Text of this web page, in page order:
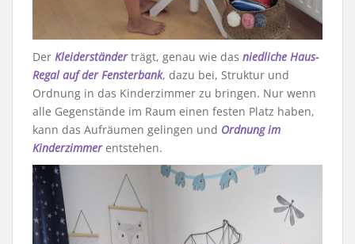
Der Kleiderständerträgt, genau wie das niedliche Haus-
Regal auf der Fensterbank, dazu bei, Struktur und
Ordnung in das Kinderzimmer zu bringen. Nur wenn
alle Gegenstände im Raum einen festen Platz haben,
kann das Aufräumen gelingen und Ordnung im
Kinderzimmerentstehen.